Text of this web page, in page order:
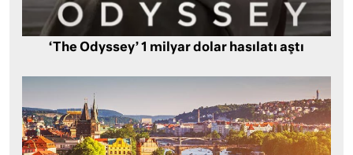
‘The Odyssey’ 1 milyar dolar hasılatı aştı